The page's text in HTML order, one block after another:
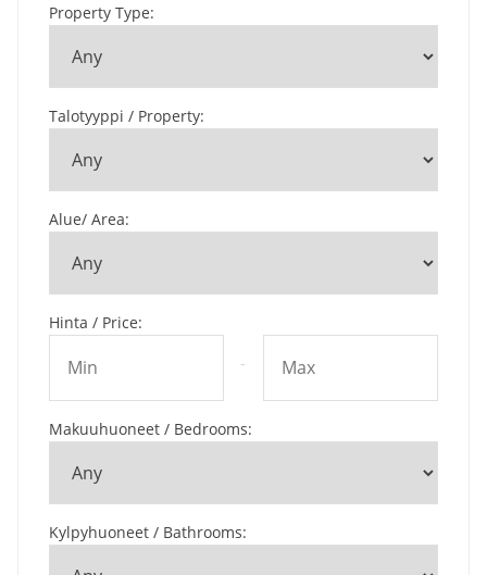
Property Type:
Talotyyppi / Property:
Alue/ Area:
Hinta / Price:
-
Makuuhuoneet / Bedrooms:
Kylpyhuoneet / Bathrooms: